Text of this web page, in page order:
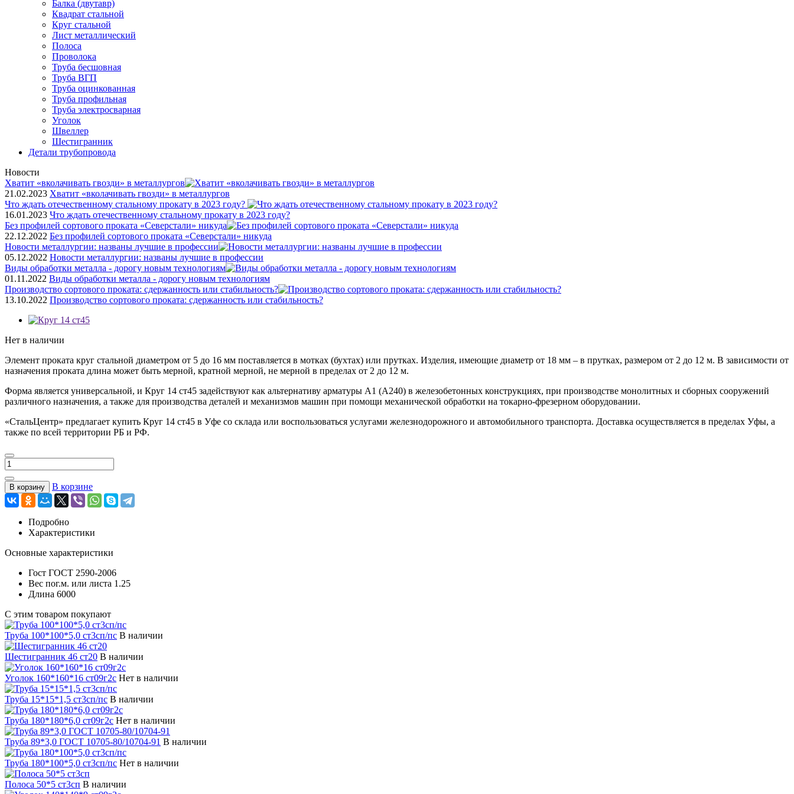
Балка (двутавр)
Квадрат стальной
Круг стальной
Лист металлический
Полоса
Проволока
Труба бесшовная
Труба ВГП
Труба оцинкованная
Труба профильная
Труба электросварная
Уголок
Швеллер
Шестигранник
Детали трубопровода
Новости
Хватит «вколачивать гвозди» в металлургов
21.02.2023 Хватит «вколачивать гвозди» в металлургов
Что ждать отечественному стальному прокату в 2023 году?
16.01.2023 Что ждать отечественному стальному прокату в 2023 году?
Без профилей сортового проката «Северстали» никуда
22.12.2022 Без профилей сортового проката «Северстали» никуда
Новости металлургии: названы лучшие в профессии
05.12.2022 Новости металлургии: названы лучшие в профессии
Виды обработки металла - дорогу новым технологиям
01.11.2022 Виды обработки металла - дорогу новым технологиям
Производство сортового проката: сдержанность или стабильность?
13.10.2022 Производство сортового проката: сдержанность или стабильность?
Нет в наличии
Элемент проката круг стальной диаметром от 5 до 16 мм поставляется в мотках (бухтах) или прутках. Изделия, имеющие диаметр от 18 мм – в прутках, размером от 2 до 12 м. В зависимости от
назначения проката длина может быть мерной, кратной мерной, не мерной в пределах от 2 до 12 м.
Форма является универсальной, и Круг 14 ст45 задействуют как альтернативу арматуры А1 (А240) в железобетонных конструкциях, при производстве монолитных и сборных сооружений
различного назначения, а также для производства деталей и механизмов машин при помощи механической обработки на токарно-фрезерном оборудовании.
«СтальЦентр» предлагает купить Круг 14 ст45 в Уфе со склада или воспользоваться услугами железнодорожного и автомобильного транспорта. Доставка осуществляется в пределах Уфы, а
также по всей территории РБ и РФ.
В корзину В корзине
Подробно
Характеристики
Основные характеристики
Гост ГОСТ 2590-2006
Вес пог.м. или листа 1.25
Длина 6000
С этим товаром покупают
Труба 100*100*5,0 ст3сп/пс В наличии
Шестигранник 46 ст20 В наличии
Уголок 160*160*16 ст09г2с Нет в наличии
Труба 15*15*1,5 ст3сп/пс В наличии
Труба 180*180*6,0 ст09г2с Нет в наличии
Труба 89*3,0 ГОСТ 10705-80/10704-91 В наличии
Труба 180*100*5,0 ст3сп/пс Нет в наличии
Полоса 50*5 ст3сп В наличии